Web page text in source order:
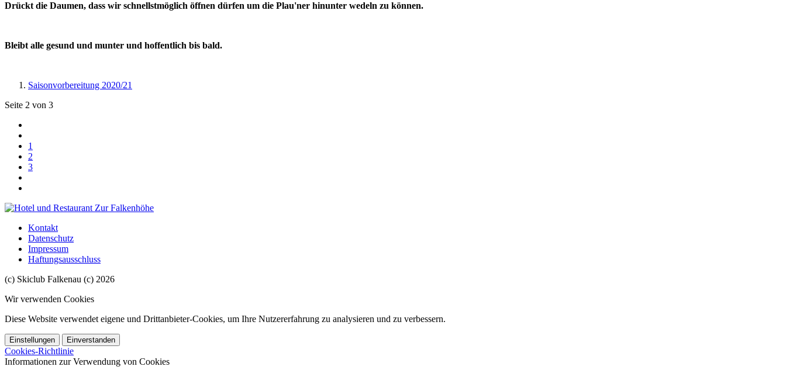
Drückt die Daumen, dass wir schnellstmöglich öffnen dürfen um die Plau'ner hinunter wedeln zu können.
Bleibt alle gesund und munter und hoffentlich bis bald.
Saisonvorbereitung 2020/21
Seite 2 von 3
1
2
3
Kontakt
Datenschutz
Impressum
Haftungsausschluss
(c) Skiclub Falkenau (c) 2026
Wir verwenden Cookies
Diese Website verwendet eigene und Drittanbieter-Cookies, um Ihre Nutzererfahrung zu analysieren und zu verbessern.
Einstellungen Einverstanden
Cookies-Richtlinie
Informationen zur Verwendung von Cookies